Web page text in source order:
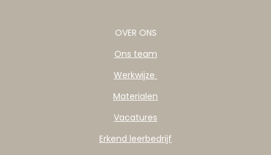
OVER ONS
Ons team
Werkwijze
Materialen
Vacatures
Erkend leerbedrijf